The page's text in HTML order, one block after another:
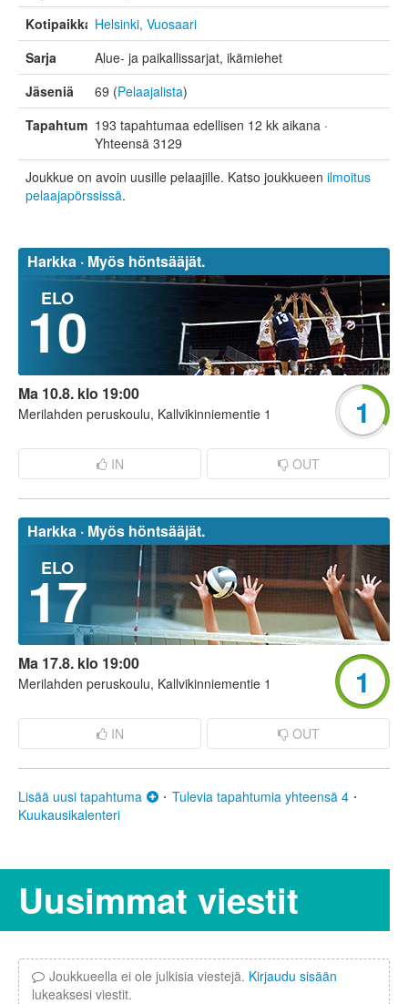
Kotipaikka Helsinki, Vuosaari
Sarja
Alue- ja paikallissarjat, ikämiehet
Jäseniä
69 (Pelaajalista)
Tapahtumat193 tapahtumaa edellisen 12 kk aikana ·
Yhteensä 3129
Joukkue on avoin uusille pelaajille. Katso joukkueen ilmoitus
pelaajapörssissä.
Harkka · Myös höntsääjät.
ELO
10
1
Ma 10.8. klo 19:00
Merilahden peruskoulu, Kallvikinniementie 1
IN OUT
Harkka · Myös höntsääjät.
ELO
17
1
Ma 17.8. klo 19:00
Merilahden peruskoulu, Kallvikinniementie 1
IN OUT
Lisää uusi tapahtuma
Tulevia tapahtumia yhteensä 4
Kuukausikalenteri
Uusimmat viestit
Joukkueella ei ole julkisia viestejä. Kirjaudu sisään
lukeaksesi viestit.